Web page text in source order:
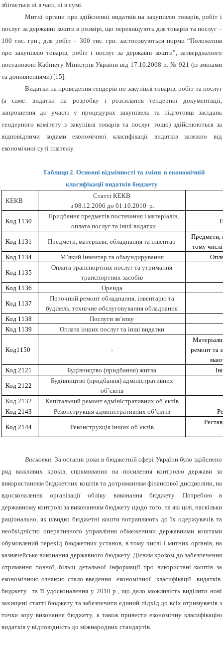
збігається ні в часі, ні в сумі.
Митні органи при здійсненні видатків на закупівлю товарів, робіт і
послуг за державні кошти в розмірі, що перевищують для товарів та послуг –
100 тис. грн.; для робіт – 300 тис. грн. застосовуються норми “Положення
про закупівлю товарів, робіт і послуг за державні кошти”, затвердженого
постановою Кабінету Міністрів України від 17.10.2008 р. № 921 (із змінами
та доповненнями) [15].
Видатки на проведення тендерів по закупівлі товарів, робіт та послуг
(а саме: видатки на розробку і розсилання тендерної документації,
запрошення до участі у процедурах закупівель та підготовці засідань
тендерного комітету з закупівлі товарів та послуг тощо) здійснюються за
відповідними кодами економічної класифікації видатків залежно від
економічної суті платежу.
Таблиця 2. Основні відмінності та зміни в економічній
класифікації видатків бюджету
КЕКВ
Статті КЕКВ
з 08.12.2006 до 01.10.2010 р.
Код 1130
Придбання предметів постачання і матеріалів,
оплата послуг та інші видатки
Код 1131 Предмети, матеріали, обладнання та інвентар
Предмети,
тому
Код 1134
М’який інвентар та обмундирування
Код 1135
Оплата транспортних послуг та утримання
транспортних засобів
Код 1136
Оренда
Код 1137
Поточний ремонт обладнання, інвентарю та
будівель, технічне обслуговування обладнання
Код 1138
Послуги зв’язку
Код 1139
Оплата інших послуг та інші видатки
Код1150 -
ремонт та
Код 2121
Будівництво (придбання) житла
Код 2122
Будівництво (придбання) адміністративних
об’єктів
Код 2132
Капітальний ремонт адміністративних об’єктів
Код 2143
Реконструкція адміністративних об’єктів
Код 2144 Реконструкція інших об’єктів
Висновки. За останні роки в бюджетній сфері України було здійснено
ряд важливих кроків, спрямованих на посилення контролю держави за
використанням бюджетних коштів та дотриманням фінансової дисципліни, на
вдосконалення організації обліку виконання бюджету. Потребою в
державному контролі за виконанням бюджету щодо того, на які цілі, наскільки
раціонально, як швидко бюджетні кошти потрапляють до їх одержувачів та
необхідністю оперативного управління обмеженими державними коштами
обумовлений перехід бюджетних установ, в тому числі і митних органів, на
казначейське виконання державного бюджету. Дієвим кроком до забезпечення
отримання повної, більш детальної інформації про використані коштів за
економічною ознакою стало введення економічної класифікації видатків
бюджету та її удосконалення у 2010 р., що дало можливість виділити нові
захищені статті бюджету та забезпечити єдиний підхід до всіх отримувачів з
точки зору виконання бюджету, а також привести економічну класифікацію
видатків у відповідність до міжнародних стандартів.